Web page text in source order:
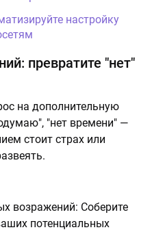
настройку
превратите "нет"
на дополнительную
"нет времени" —
стоит страх или
возражений: Соберите
потенциальных